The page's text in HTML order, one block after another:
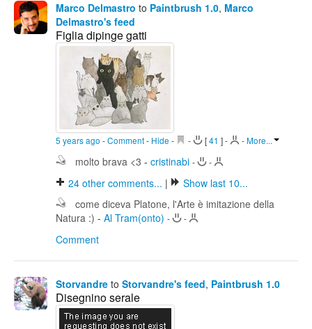
Marco Delmastro to Paintbrush 1.0, Marco
Delmastro's feed
Figlia dipinge gatti
5 years ago -Comment- Hide - - [41 ]- -More...
molto brava <3 - cristinabi - -
24 other comments... |
Show last 10...
come diceva Platone, l'Arte è imitazione della
Natura :) - Al Tram(onto) - -
Comment
Storvandre to Storvandre's feed, Paintbrush 1.0
Disegnino serale